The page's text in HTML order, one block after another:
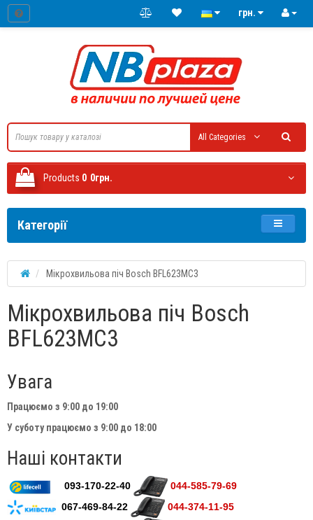
грн.
All Categories
Products 0 0грн.
Категорії
Мікрохвильова піч Bosch BFL623MC3
Мікрохвильова піч Bosch
BFL623MC3
Увага
Працюємо з 9:00 до 19:00
У суботу працюємо з 9:00 до 18:00
Наші контакти
093-170-22-40
044-585-79-69
067-469-84-22
044-374-11-95